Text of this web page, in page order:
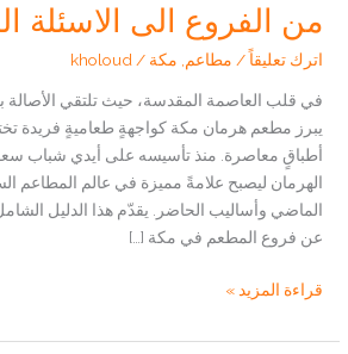
من الفروع الى الاسئلة
اترك تعليقاً / مطاعم مكة /
kholoud
في قلب العاصمة المقدسة، حيث تلتقي الأصالة
يبرز مطعم هرمان مكة كواجهةٍ طعاميةٍ فريدة
أطباقٍ معاصرة. منذ تأسيسه على أيدي شباب
الهرمان ليصبح علامةً مميزة في عالم المطاعم
الماضي وأساليب الحاضر. يقدّم هذا الدليل
عن فروع المطعم في مكة […]
مطعم
مكة:
قراءة المزيد »